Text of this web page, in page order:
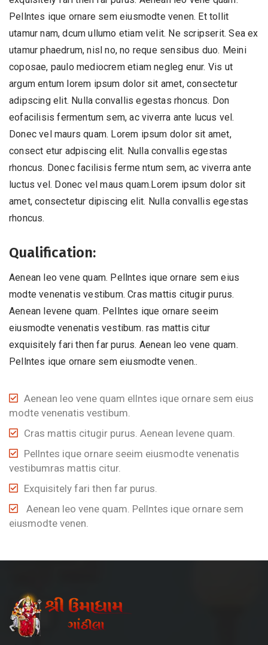
Pellntes ique ornare sem eiusmodte venen. Et tollit
utamur nam, dcum ullumo etiam velit. Ne scripserit. Sea ex
utamur phaedrum, nisl no, no reque sensibus duo. Meini
coposae, paulo mediocrem etiam negleg enur. Vis ut
argum entum lorem ipsum dolor sit amet, consectetur
adipscing elit. Nulla convallis egestas rhoncus. Don
eofacilisis fermentum sem, ac viverra ante lucus vel.
Donec vel maurs quam. Lorem ipsum dolor sit amet,
consect etur adpiscing elit. Nulla convallis egestas
rhoncus. Donec facilisis ferme ntum sem, ac viverra ante
luctus vel. Donec vel maus quam.Lorem ipsum dolor sit
amet, consectetur dipiscing elit. Nulla convallis egestas
rhoncus.
Qualification:
Aenean leo vene quam. Pellntes ique ornare sem eius
modte venenatis vestibum. Cras mattis citugir purus.
Aenean levene quam. Pellntes ique ornare seeim
eiusmodte venenatis vestibum. ras mattis citur
exquisitely fari then far purus. Aenean leo vene quam.
Pellntes ique ornare sem eiusmodte venen..
Aenean leo vene quam ellntes ique ornare sem eius
modte venenatis vestibum.
Cras mattis citugir purus. Aenean levene quam.
Pellntes ique ornare seeim eiusmodte venenatis
vestibumras mattis citur.
Exquisitely fari then far purus.
Aenean leo vene quam. Pellntes ique ornare sem
eiusmodte venen.